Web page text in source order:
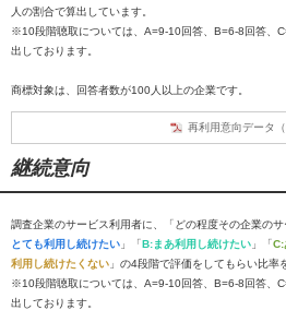
人の割合で算出しています。
※10段階聴取については、A=9-10回答、B=6-8回答、
出しております。
商標対象は、回答者数が100人以上の企業です。
再利用意向データ（
継続意向
調査企業のサービス利用者に、「どの程度その企業の
とても利用し続けたい 」「B:まあ利用し続けたい 」「C:
利用し続けたくない 」の4段階で評価をしてもらい比率
※10段階聴取については、A=9-10回答、B=6-8回答、
出しております。